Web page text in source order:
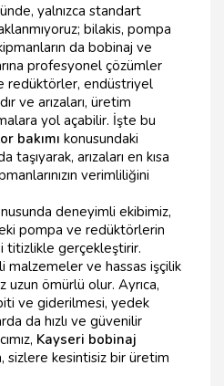
yalnızca standart
bilakis, pompa
da bobinaj ve
profesyonel çözümler
redüktörler, endüstriyel
ve arızaları, üretim
yol açabilir. İşte bu
bakımı konusundaki
taşıyarak, arızaları en kısa
verimliliğini
deneyimli ekibimiz,
pompa ve redüktörlerin
titizlikle gerçekleştirir.
malzemeler ve hassas işçilik
uzun ömürlü olur. Ayrıca,
ve giderilmesi, yedek
da hızlı ve güvenilir
Kayseri bobinaj
sizlere kesintisiz bir üretim